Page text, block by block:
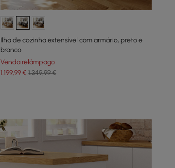
Ilha de cozinha extensível com armário, preto e
branco
Venda relâmpago
1.199,99€ 1.349,99 €